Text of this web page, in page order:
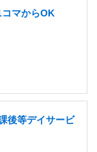
マからOK
後等デイサービ